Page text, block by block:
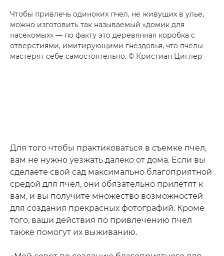
Чтобы привлечь одиноких пчел, не живущих в улье,
можно изготовить так называемый «домик для
насекомых» — по факту это деревянная коробка с
отверстиями, имитирующими гнездовья, что пчелы
мастерят себе самостоятельно. © Кристиан Циглер
Для того чтобы практиковаться в съемке пчел,
вам не нужно уезжать далеко от дома. Если вы
сделаете свой сад максимально благоприятной
средой для пчел, они обязательно прилетят к
вам, и вы получите множество возможностей
для создания прекрасных фотографий. Кроме
того, ваши действия по привлечению пчел
также помогут их выживанию.